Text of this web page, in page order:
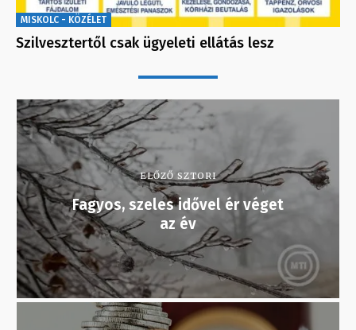
MISKOLC - KÖZÉLET
Szilvesztertől csak ügyeleti ellátás lesz
ELŐZŐ SZTORI
Fagyos, szeles idővel ér véget
az év